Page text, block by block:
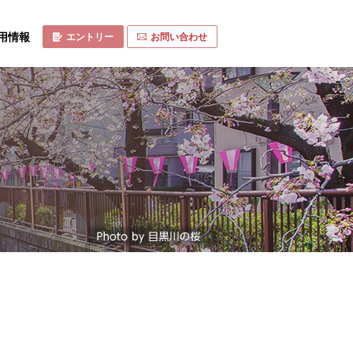
情報 エントリー お問い合わせ